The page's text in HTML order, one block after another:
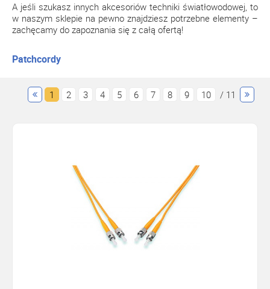
A jeśli szukasz innych akcesoriów techniki światłowodowej, to
w naszym sklepie na pewno znajdziesz potrzebne elementy –
zachęcamy do zapoznania się z całą ofertą!
Patchcordy
1 2 3 4 5 6 7 8 9 10 / 11